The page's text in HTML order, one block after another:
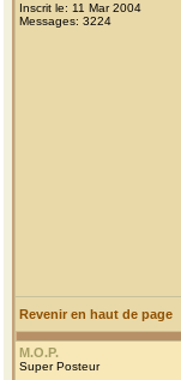
Inscrit le: 11 Mar 2004
Messages: 3224
Revenir en haut de page
M.O.P.
Super Posteur